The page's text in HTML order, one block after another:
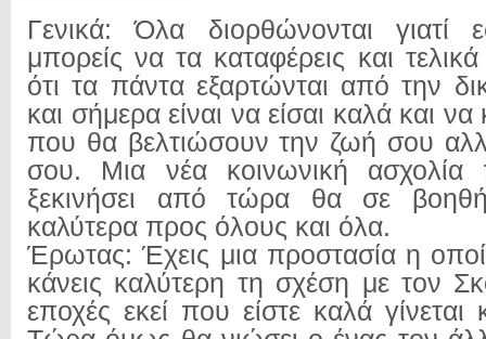
Γενικά: Όλα διορθώνονται γιατί
μπορείς να τα καταφέρεις και
ότι τα πάντα εξαρτώνται από την
και σήμερα είναι να είσαι καλά και
που θα βελτιώσουν την ζωή σου
σου. Μια νέα κοινωνική
ξεκινήσει από τώρα θα σε
καλύτερα προς όλους και όλα.
Έρωτας: Έχεις μια προστασία η
κάνεις καλύτερη τη σχέση με τον
εποχές εκεί που είστε καλά γίνεται